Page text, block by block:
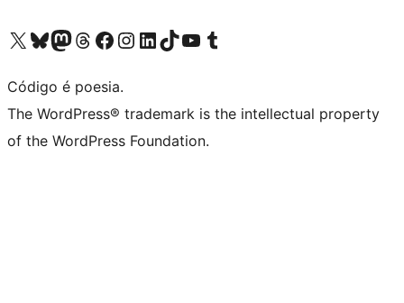
Visite a nossa conta X (antigo Twitter)
Visit our Bluesky account
Visit our Mastodon account
Visit our Threads account
Visite a nossa página do Facebook
Visite a nossa conta no Instagram
Visite a nossa conta no LinkedIn
Visit our TikTok account
Visit our YouTube channel
Visit our Tumblr account
Código é poesia.
The WordPress® trademark is the intellectual property
of the WordPress Foundation.